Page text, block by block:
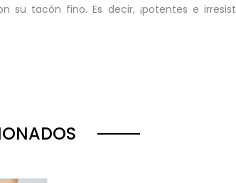
tacón fino. Es decir, ¡potentes e